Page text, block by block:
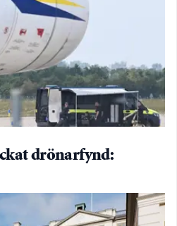
drönarfynd: